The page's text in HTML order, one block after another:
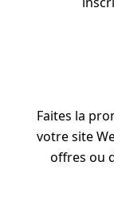
Faites la
votre site
offres ou